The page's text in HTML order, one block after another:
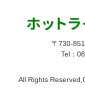
〒730-
Tel：
All Rights